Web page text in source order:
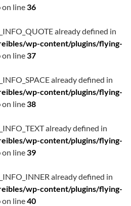
on line36
already defined in
wp-content/plugins/flying-
on line37
already defined in
wp-content/plugins/flying-
on line38
already defined in
wp-content/plugins/flying-
on line39
already defined in
wp-content/plugins/flying-
on line40